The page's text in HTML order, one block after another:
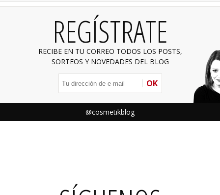
REGÍSTRATE
RECIBE EN TU CORREO TODOS LOS POSTS,
SORTEOS Y NOVEDADES DEL BLOG
OK
@cosmetikblog